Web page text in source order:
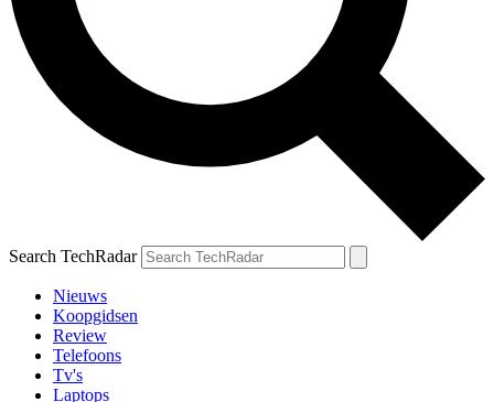
Search TechRadar
Nieuws
Koopgidsen
Review
Telefoons
Tv's
Laptops